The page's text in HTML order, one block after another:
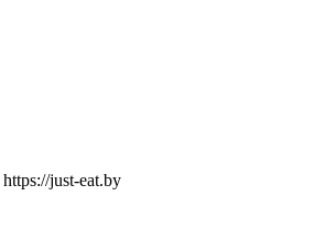
https://just-eat.by